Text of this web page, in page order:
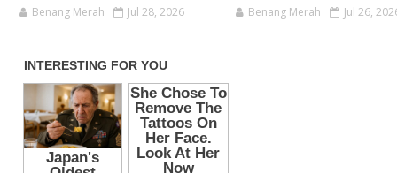
Benang Merah Jul 28, 2026 Benang Merah Jul 26,